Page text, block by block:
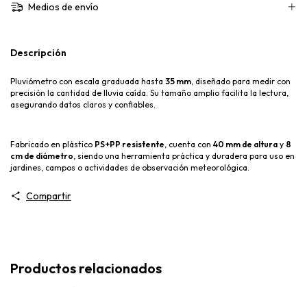
Medios de envío
Descripción
Pluviómetro con escala graduada hasta 35 mm , diseñado para medir con
precisión la cantidad de lluvia caída. Su tamaño amplio facilita la lectura,
asegurando datos claros y confiables.
Fabricado en plástico PS+PP resistente , cuenta con 40 mm de altura y 8
cm de diámetro , siendo una herramienta práctica y duradera para uso en
jardines, campos o actividades de observación meteorológica.
Compartir
Productos relacionados